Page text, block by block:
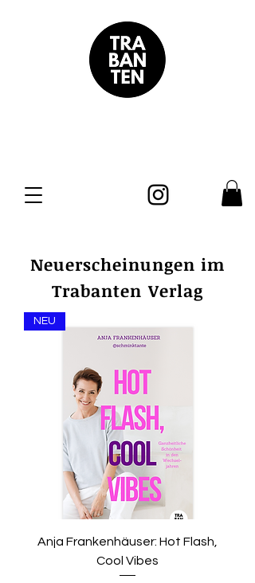
Neuerscheinungen im
Trabanten Verlag
NEU
Anja Frankenhäuser: Hot Flash,
Cool Vibes